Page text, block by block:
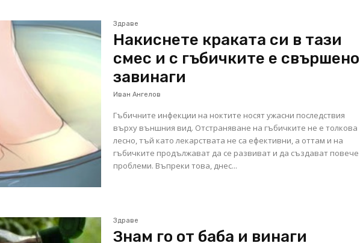
Здраве
Накиснете краката си в тази
смес и с гъбичките е свършено
завинаги
Иван Ангелов
Гъбичните инфекции на ноктите носят ужасни последствия
върху външния вид. Отстраняване на гъбичките не е толкова
лесно, тъй като лекарствата не са ефективни, а оттам и на
гъбичките продължават да се развиват и да създават повече
проблеми. Въпреки това, днес...
Здраве
Знам го от баба и винаги